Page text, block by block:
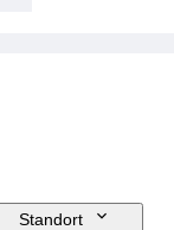
Standort